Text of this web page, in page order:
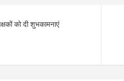
को दी शुभकामनाएं